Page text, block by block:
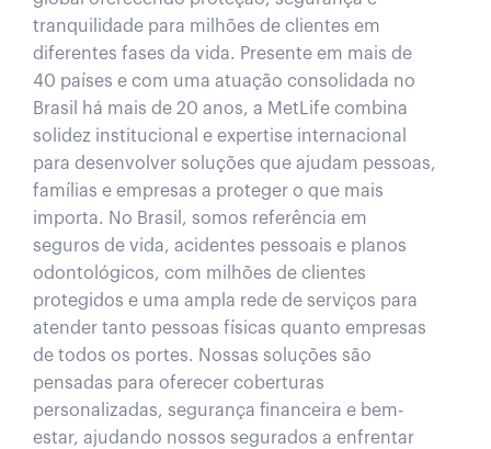
tranquilidade para milhões de clientes em
diferentes fases da vida. Presente em mais de
40 países e com uma atuação consolidada no
Brasil há mais de 20 anos, a MetLife combina
solidez institucional e expertise internacional
para desenvolver soluções que ajudam pessoas,
famílias e empresas a proteger o que mais
importa. No Brasil, somos referência em
seguros de vida, acidentes pessoais e planos
odontológicos, com milhões de clientes
protegidos e uma ampla rede de serviços para
atender tanto pessoas físicas quanto empresas
de todos os portes. Nossas soluções são
pensadas para oferecer coberturas
personalizadas, segurança financeira e bem-
estar, ajudando nossos segurados a enfrentar